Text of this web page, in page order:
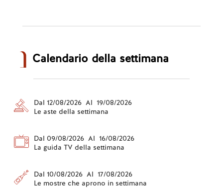
Calendario della settimana
Dal 12/08/2026 Al 19/08/2026
Le aste della settimana
Dal 09/08/2026 Al 16/08/2026
La guida TV della settimana
Dal 10/08/2026 Al 17/08/2026
Le mostre che aprono in settimana